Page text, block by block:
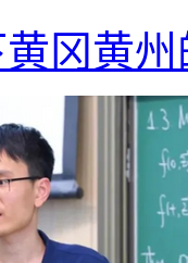
冈黄